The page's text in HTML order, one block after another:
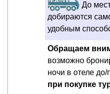
До
добираются
удобным
Обращаем
возможно
ночи в отеле до/
при покупке